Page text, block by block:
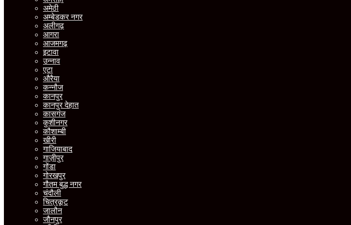
अमेठी
अम्बेडकर नगर
अलीगढ़
आगरा
आजमगढ़
इटावा
उन्नाव
एटा
औरैया
कन्नौज
कानपुर
कानपुर देहात
कासगंज
कुशीनगर
कौशाम्बी
खीरी
गाजियाबाद
गाज़ीपुर
गोंडा
गोरखपुर
गौतम बुद्ध नगर
चंदौली
चित्रकूट
जालौन
जौनपुर